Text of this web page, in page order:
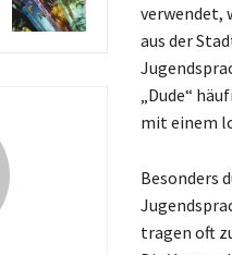
verwendet,
aus der
„Dude“
mit einem
Besonders
tragen oft